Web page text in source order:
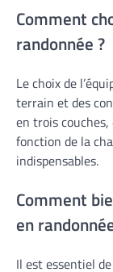
Comment
randonnée ?
Le choix de
terrain et des
en trois couches,
fonction de la
indispensables.
Comment
en
Il est essentiel